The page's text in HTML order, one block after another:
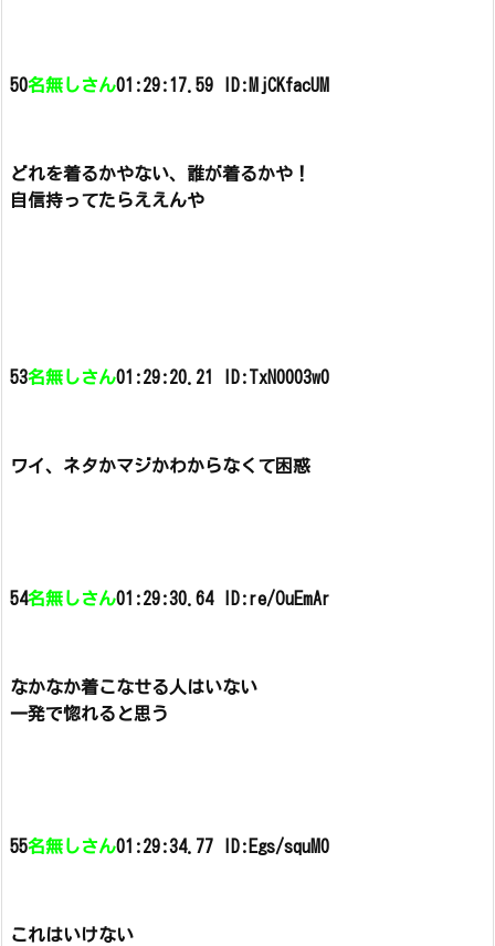
50名無しさん01:29:17.59 ID:MjCKfacUM
どれを着るかやない、誰が着るかや！
自信持ってたらええんや
53名無しさん01:29:20.21 ID:TxN0003w0
ワイ、ネタかマジかわからなくて困惑
54名無しさん01:29:30.64 ID:re/OuEmAr
なかなか着こなせる人はいない
一発で惚れると思う
55名無しさん01:29:34.77 ID:Egs/squM0
これはいけない